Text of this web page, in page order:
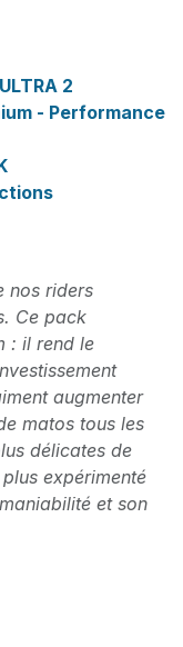
ULTRA 2
- Performance
nos riders
Ce pack
: il rend le
augmenter
matos tous les
délicates de
expérimenté
et son